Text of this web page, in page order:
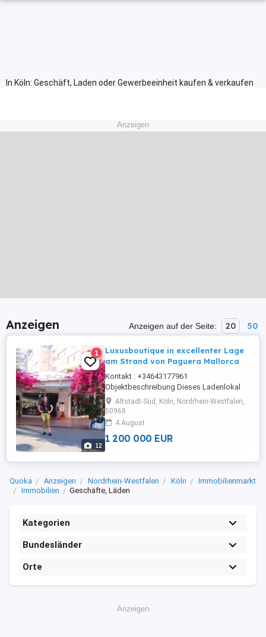
In Köln: Geschäft, Laden oder Gewerbeeinheit kaufen & verkaufen
Anzeigen
Anzeigen Anzeigen auf der Seite: 20 50
12
1
Luxusboutique in excellenter Lage
am Strand von Paguera Mallorca
Kontakt : +34643177961
Objektbeschreibung Dieses Ladenlokal
ist mit eines der größten Ladenlokale
überhaupt in Paguera und ist in sehr guter
Lage, in einer Seitenstraße des Bulevards,
direkt am erholsamen Strand von Paguera
gelegen. Dies sind hervorragende
Geschäftsbetrieb ...
Altstadt-Süd, Köln, Nordrhein-Westfalen,
50968
4 August
1 200 000 EUR
Quoka Anzeigen Nordrhein-Westfalen Köln
Immobilienmarkt
Immobilien
Geschäfte, Läden
Kategorien
Bundesländer
Orte
Anzeigen